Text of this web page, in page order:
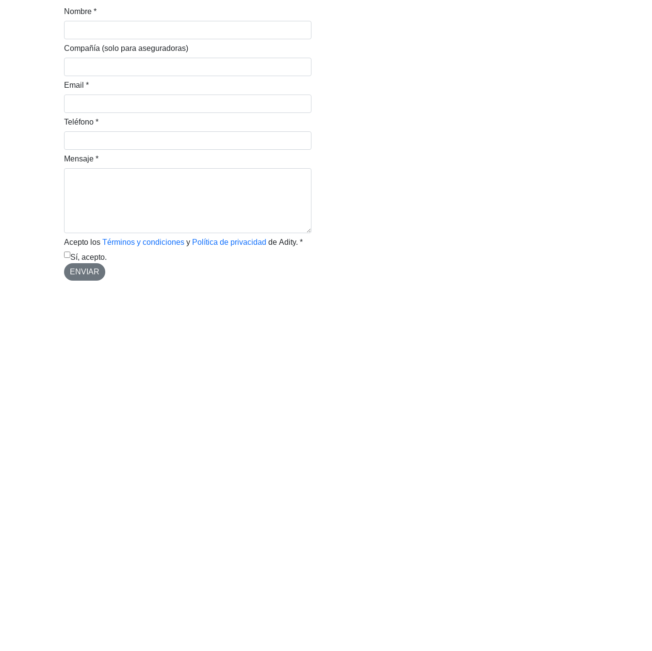
Nombre *
Compañía (solo para aseguradoras)
Email *
Teléfono *
Mensaje *
Acepto los Términos y condiciones y Política de privacidad de Adity. *
Sí, acepto.
ENVIAR